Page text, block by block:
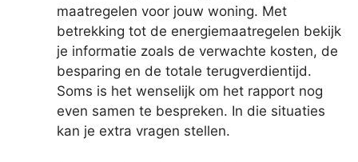
maatregelen voor jouw woning. Met
betrekking tot de energiemaatregelen bekijk
je informatie zoals de verwachte kosten, de
besparing en de totale terugverdientijd.
Soms is het wenselijk om het rapport nog
even samen te bespreken. In die situaties
kan je extra vragen stellen.